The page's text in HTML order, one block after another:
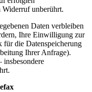
Widerruf unberührt.
Daten verbleiben
Ihre Einwilligung zur
für die Datenspeicherung
Ihrer Anfrage).
insbesondere